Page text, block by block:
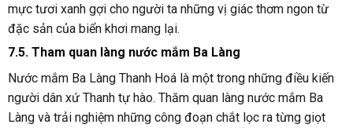
mực tươi xanh gợi cho người ta những vị giác thơm ngon từ
đặc sản của biển khơi mang lại.
7.5. Tham quan làng nước mắm Ba Làng
Nước mắm Ba Làng Thanh Hoá là một trong những điều kiến
người dân xứ Thanh tự hào. Thăm quan làng nước mắm Ba
Làng và trải nghiệm những công đoạn chắt lọc ra từng giọt